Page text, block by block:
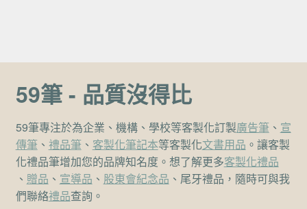
59筆 - 品質沒得比
59筆專注於為企業、機構、學校等客製化訂製廣告筆、 宣
傳筆、 禮品筆、 客製化筆記本等客製化文書用品 。讓客製
化禮品筆增加您的品牌知名度。想了解更多客製化禮品
、 贈品 、 宣導品 、 股東會紀念品 、尾牙禮品，隨時可與我
們聯絡禮品查詢。